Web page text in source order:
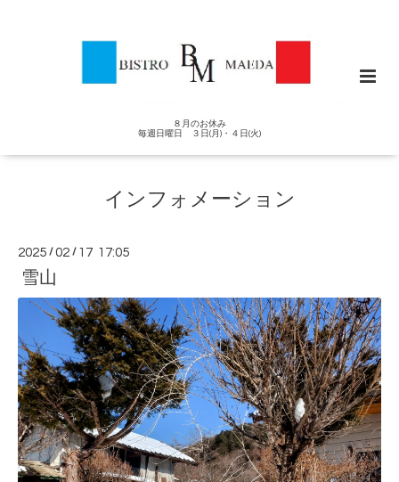
８月のお休み
毎週日曜日 ３日(月)・４日(火)
インフォメーション
2025 /02 / 17 17:05
雪山